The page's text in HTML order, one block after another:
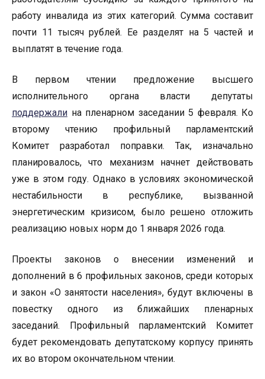
работу инвалида из этих категорий. Сумма составит
почти 11 тысяч рублей. Ее разделят на 5 частей и
выплатят в течение года.
В первом чтении предложение высшего
исполнительного органа власти депутаты
поддержали на пленарном заседании 5 февраля. Ко
второму чтению профильный парламентский
Комитет разработал поправки. Так, изначально
планировалось, что механизм начнет действовать
уже в этом году. Однако в условиях экономической
нестабильности в республике, вызванной
энергетическим кризисом, было решено отложить
реализацию новых норм до 1 января 2026 года.
Проекты законов о внесении изменений и
дополнений в 6 профильных законов, среди которых
и закон «О занятости населения», будут включены в
повестку одного из ближайших пленарных
заседаний. Профильный парламентский Комитет
будет рекомендовать депутатскому корпусу принять
их во втором окончательном чтении.